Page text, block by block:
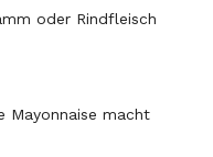
oder Rindfleisch
Mayonnaise macht